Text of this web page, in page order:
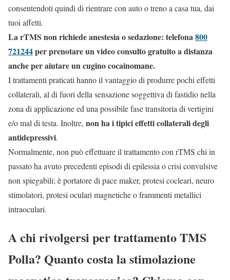
consentendoti quindi di rientrare con auto o treno a casa tua, dai
tuoi affetti.
La rTMS non richiede anestesia o sedazione: telefona800
721244per prenotare un video consulto gratuito a distanza
anche per aiutare un cugino cocainomane.
I trattamenti praticati hanno il vantaggio di produrre pochi effetti
collaterali, al di fuori della sensazione soggettiva di fastidio nella
zona di applicazione ed una possibile fase transitoria di vertigini
e/o mal di testa. Inoltre, non ha i tipici effetti collaterali degli
antidepressivi.
Normalmente, non può effettuare il trattamento con rTMS chi in
passato ha avuto precedenti episodi di epilessia o crisi convulsive
non spiegabili; è portatore di pace maker, protesi cocleari, neuro
stimolatori, protesi oculari magnetiche o frammenti metallici
intraoculari.
A chi rivolgersi per trattamento TMS
Polla? Quanto costa la stimolazione